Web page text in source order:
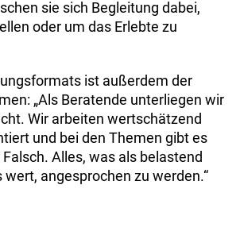
sie sich Begleitung dabei,
oder um das Erlebte zu
ist außerdem der
„Als Beratende unterliegen wir
Wir arbeiten wertschätzend
und bei den Themen gibt es
Alles, was als belastend
angesprochen zu werden.“